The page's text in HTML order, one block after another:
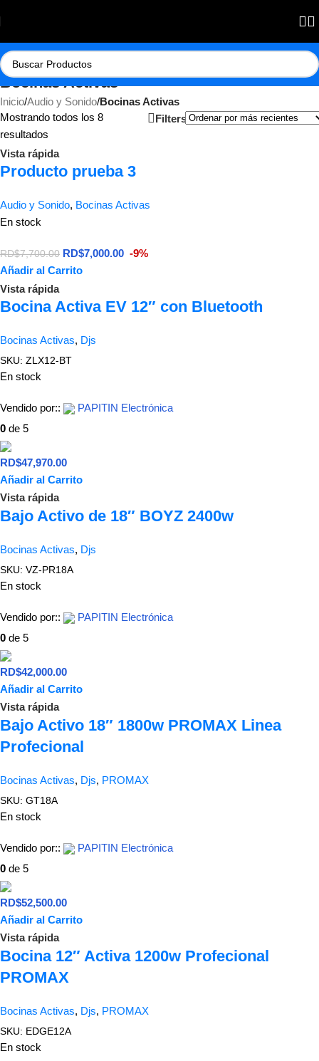
Bocinas Activas
Inicio/Audio y Sonido/Bocinas Activas
Mostrando todos los 8
resultados
Filters
Vista rápida
Producto prueba 3
Audio y Sonido, Bocinas Activas
En stock
RD$7,700.00 RD$7,000.00 -9%
Añadir al Carrito
Vista rápida
Bocina Activa EV 12″ con Bluetooth
Bocinas Activas, Djs
SKU: ZLX12-BT
En stock
Vendido por::
PAPITIN Electrónica
0 de 5
RD$47,970.00
Añadir al Carrito
Vista rápida
Bajo Activo de 18″ BOYZ 2400w
Bocinas Activas, Djs
SKU: VZ-PR18A
En stock
Vendido por::
PAPITIN Electrónica
0 de 5
RD$42,000.00
Añadir al Carrito
Vista rápida
Bajo Activo 18″ 1800w PROMAX Linea
Profecional
Bocinas Activas, Djs, PROMAX
SKU: GT18A
En stock
Vendido por::
PAPITIN Electrónica
0 de 5
RD$52,500.00
Añadir al Carrito
Vista rápida
Bocina 12″ Activa 1200w Profecional
PROMAX
Bocinas Activas, Djs, PROMAX
SKU: EDGE12A
En stock